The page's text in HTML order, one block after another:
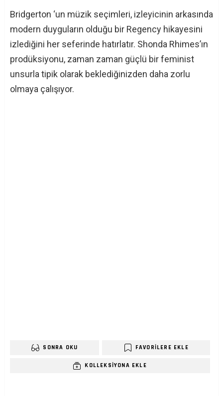
Bridgerton ‘un müzik seçimleri, izleyicinin arkasında
modern duyguların olduğu bir Regency hikayesini
izlediğini her seferinde hatırlatır. Shonda Rhimes’ın
prodüksiyonu, zaman zaman güçlü bir feminist
unsurla tipik olarak beklediğinizden daha zorlu
olmaya çalışıyor.
SONRA OKU FAVORILERE EKLE
KOLLEKSIYONA EKLE